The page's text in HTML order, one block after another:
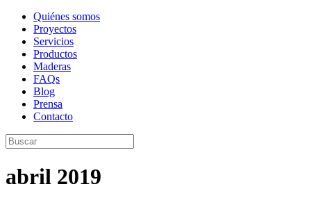
Quiénes somos
Proyectos
Servicios
Productos
Maderas
FAQs
Blog
Prensa
Contacto
abril 2019